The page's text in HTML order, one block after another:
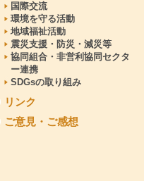
国際交流
環境を守る活動
地域福祉活動
震災支援・防災・減災等
協同組合・非営利協同セクタ
ー連携
SDGsの取り組み
リンク
ご意見・ご感想